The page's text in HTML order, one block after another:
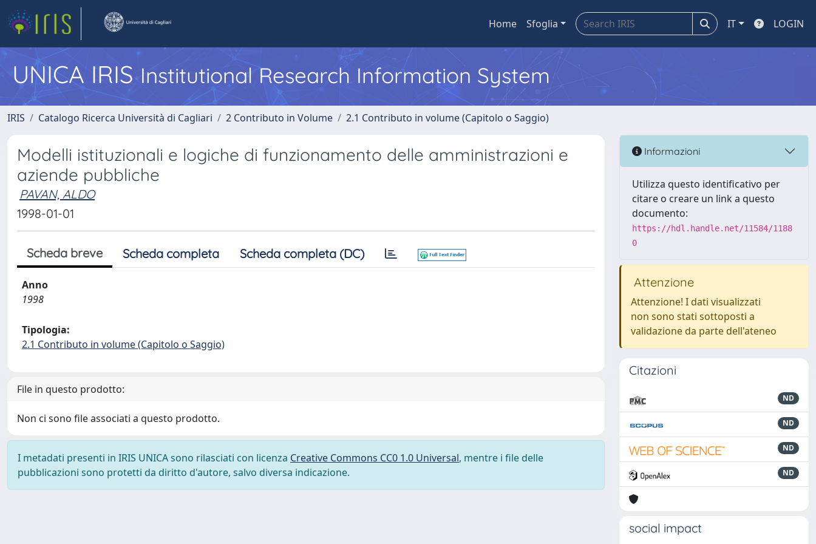
Home Sfoglia IT LOGIN
UNICA IRISInstitutional Research Information System
IRIS Catalogo Ricerca Università di Cagliari 2 Contributo in Volume 2.1 Contributo in volume (Capitolo o Saggio)
Modelli istituzionali e logiche di funzionamento delle amministrazioni e
aziende pubbliche
PAVAN, ALDO
1998-01-01
Scheda breve Scheda completa Scheda completa (DC)
Anno
1998
Tipologia:
2.1 Contributo in volume (Capitolo o Saggio)
File in questo prodotto:
Non ci sono file associati a questo prodotto.
I metadati presenti in IRIS UNICA sono rilasciati con licenza Creative Commons CC0 1.0 Universal, mentre i file delle
pubblicazioni sono protetti da diritto d'autore, salvo diversa indicazione.
Informazioni
Utilizza questo identificativo per
citare o creare un link a questo
documento:
https://hdl.handle.net/11584/1188
0
Attenzione
Attenzione! I dati visualizzati
non sono stati sottoposti a
validazione da parte dell'ateneo
Citazioni
ND
ND
ND
ND
social impact